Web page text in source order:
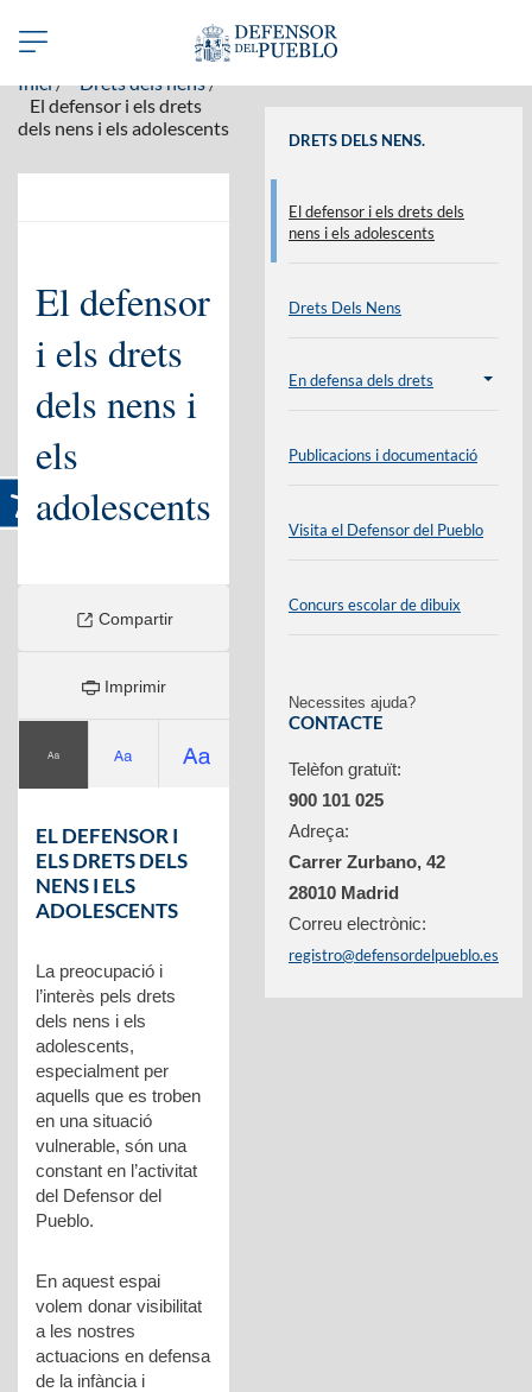
Abrir/Cerrar
navegación
Inici
Drets dels nens
El defensor i els drets
dels nens i els adolescents
El defensor
i els drets
dels nens i
els
adolescents
Compartir
Imprimir
EL DEFENSOR I
ELS DRETS DELS
NENS I ELS
ADOLESCENTS
La preocupació i
l’interès pels drets
dels nens i els
adolescents,
especialment per
aquells que es troben
en una situació
vulnerable, són una
constant en l’activitat
del Defensor del
Pueblo.
En aquest espai
volem donar visibilitat
a les nostres
actuacions en defensa
de la infància i
DRETS DELS NENS.
El defensor i els drets dels
nens i els adolescents
Drets Dels Nens
En defensa dels drets
Publicacions i documentació
Visita el Defensor del Pueblo
Concurs escolar de dibuix
Necessites ajuda?
CONTACTE
Telèfon gratuït:
900 101 025
Adreça:
Carrer Zurbano, 42
28010 Madrid
Correu electrònic:
registro@defensordelpueblo.es